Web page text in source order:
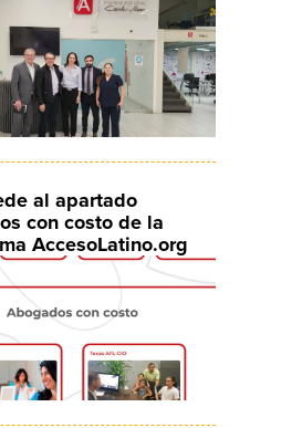
al apartado
con costo de la
AccesoLatino.org